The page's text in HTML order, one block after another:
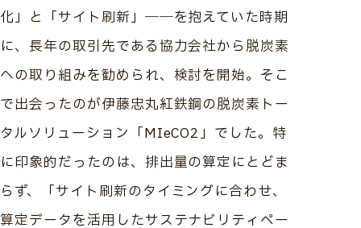
化」と「サイト刷新」――を抱えていた時期
に、長年の取引先である協力会社から脱炭素
への取り組みを勧められ、検討を開始。そこ
で出会ったのが伊藤忠丸紅鉄鋼の脱炭素トー
タルソリューション「MIeCO2」でした。特
に印象的だったのは、排出量の算定にとどま
らず、「サイト刷新のタイミングに合わせ、
算定データを活用したサステナビリティペー